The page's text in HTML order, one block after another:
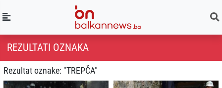
REZULTATI OZNAKA
Rezultat oznake: "TREPČA"